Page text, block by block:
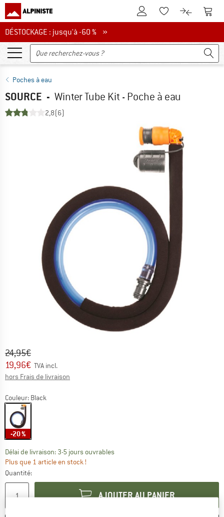
Vers le compte client
Vers la liste
Vers le
DÉSTOCKAGE : jusqu'à -60 %
DÉSTOCKAGE : jusqu'à -60 % »
Poches à eau
SOURCE - Winter Tube Kit - Poche à eau
2,8(6)
Prix initial :
24,95€
Prix:
19,96€ TVA incl.
hors Frais de livraison
Couleur: Black
-20 %
Délai de livraison: 3-5 jours ouvrablesLe lien s'ouvre dans une boîte
Plus que 1 article en stock !
Quantité:
AJOUTER AU PANIER